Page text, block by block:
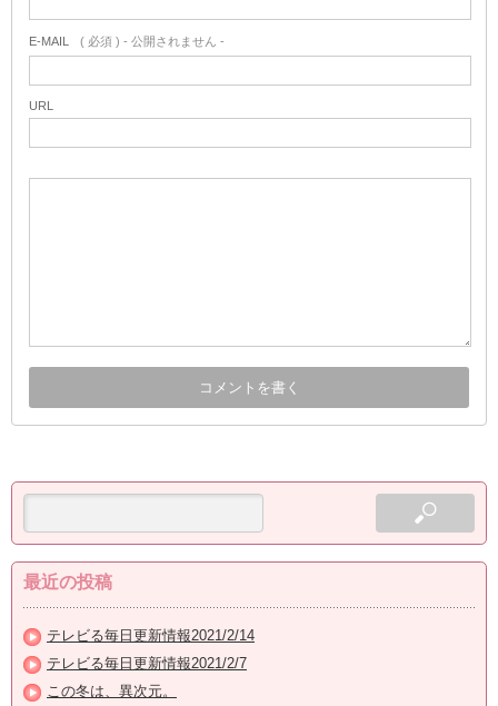
E-MAIL ( 必須 ) - 公開されません -
URL
最近の投稿
テレビる毎日更新情報2021/2/14
テレビる毎日更新情報2021/2/7
この冬は、異次元。